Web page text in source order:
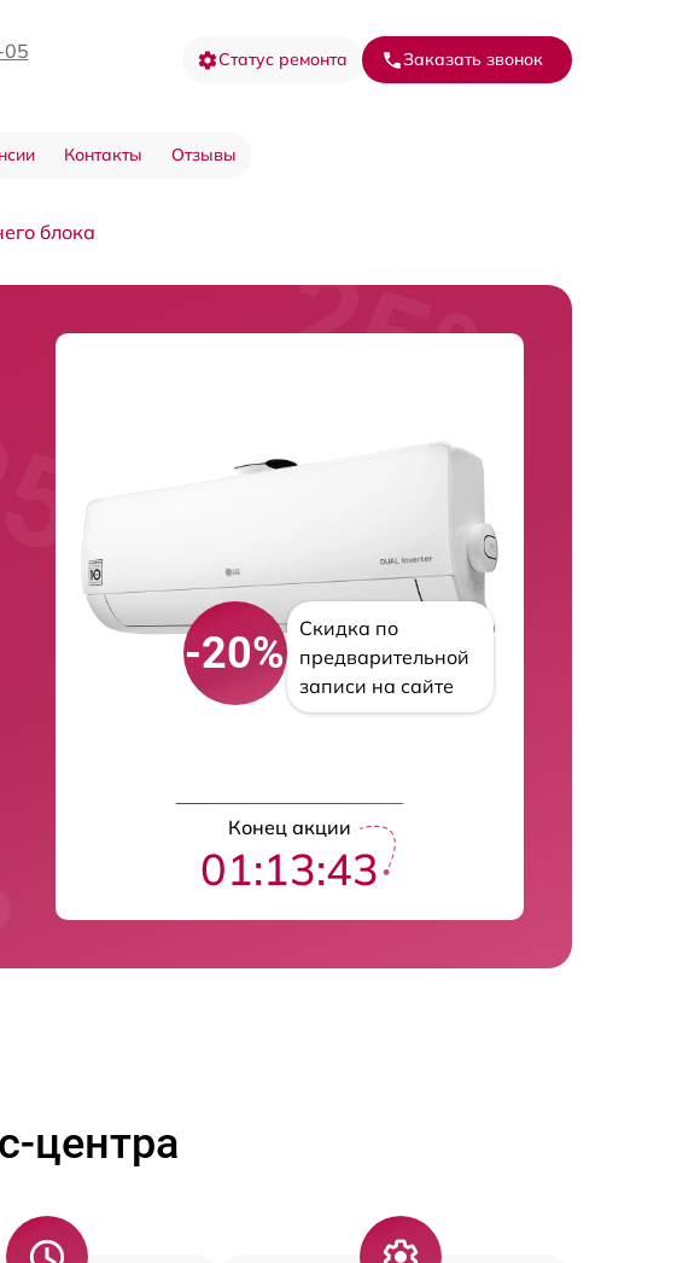
05 Статус ремонта Заказать звонок
Контакты Отзывы
блока
-20%
Скидка по
предварительной
записи на сайте
Конец акции
01:13:42
центра